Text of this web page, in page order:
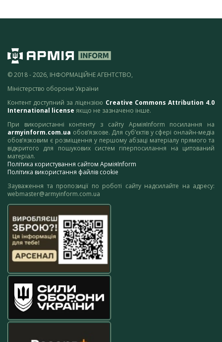
© 2018 - 2026, ІНФОРМАЦІЙНЕ АГЕНТСТВО,
Міністерство оборони України
Контент доступний за ліцензією Creative Commons Attribution 4.0
International license якщо не зазначено інше.
При використанні контенту з сайту АрміяInform посилання на
armyinform.com.ua обов’язкове. Для суб’єктів у сфері онлайн-медіа
обов’язковим є розміщення у першому абзаці матеріалу прямого та
відкритого для пошукових систем гіперпосилання на цитований
матеріал.
Політика користування сайтом АрміяInform
Політика використання файлів cookie
Зауваження та пропозиції по роботі сайту надсилайте на адресу:
webmaster@armyinform.com.ua